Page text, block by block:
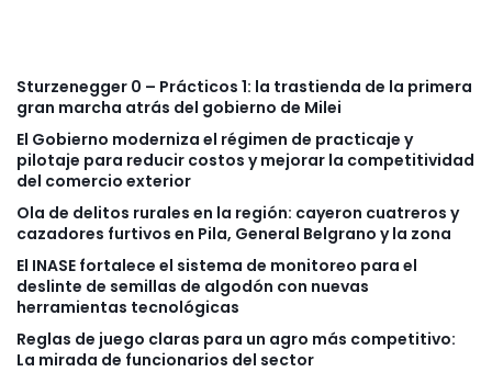
Sturzenegger 0 – Prácticos 1: la trastienda de la primera
gran marcha atrás del gobierno de Milei
El Gobierno moderniza el régimen de practicaje y
pilotaje para reducir costos y mejorar la competitividad
del comercio exterior
Ola de delitos rurales en la región: cayeron cuatreros y
cazadores furtivos en Pila, General Belgrano y la zona
El INASE fortalece el sistema de monitoreo para el
deslinte de semillas de algodón con nuevas
herramientas tecnológicas
Reglas de juego claras para un agro más competitivo:
La mirada de funcionarios del sector